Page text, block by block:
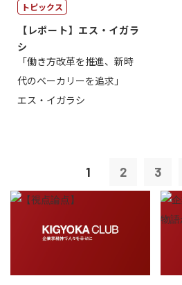
トピックス
【レポート】エス・イガラ
シ
「働き方改革を推進、新時
代のベーカリーを追求」
エス・イガラシ
1 2 3